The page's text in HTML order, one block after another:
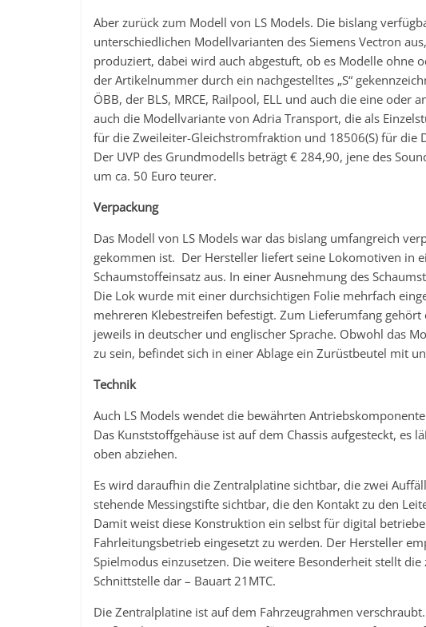
Aber zurück zum Modell von LS Models. Die bislang
unterschiedlichen Modellvarianten des Siemens Vectron
produziert, dabei wird auch abgestuft, ob es Modelle ohne
der Artikelnummer durch ein nachgestelltes „S“
ÖBB, der BLS, MRCE, Railpool, ELL und auch die eine
auch die Modellvariante von Adria Transport, die als
für die Zweileiter-Gleichstromfraktion und 18506(S) für die
Der UVP des Grundmodells beträgt € 284,90, jene des
um ca. 50 Euro teurer.
Verpackung
Das Modell von LS Models war das bislang umfangreich
gekommen ist. Der Hersteller liefert seine Lokomotiven in
Schaumstoffeinsatz aus. In einer Ausnehmung des
Die Lok wurde mit einer durchsichtigen Folie mehrfach
mehreren Klebestreifen befestigt. Zum Lieferumfang
jeweils in deutscher und englischer Sprache. Obwohl das
zu sein, befindet sich in einer Ablage ein Zurüstbeutel mit
Technik
Auch LS Models wendet die bewährten
Das Kunststoffgehäuse ist auf dem Chassis aufgesteckt, es
oben abziehen.
Es wird daraufhin die Zentralplatine sichtbar, die zwei
stehende Messingstifte sichtbar, die den Kontakt zu den
Damit weist diese Konstruktion ein selbst für digital
Fahrleitungsbetrieb eingesetzt zu werden. Der Hersteller
Spielmodus einzusetzen. Die weitere Besonderheit stellt
Schnittstelle dar – Bauart 21MTC.
Die Zentralplatine ist auf dem Fahrzeugrahmen